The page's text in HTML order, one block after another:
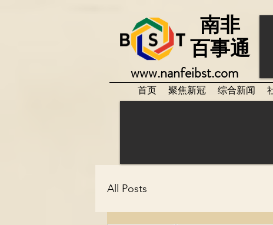
www.nanfeibst.com
百事通
南非
首页 聚焦新冠 综合新闻
All Posts